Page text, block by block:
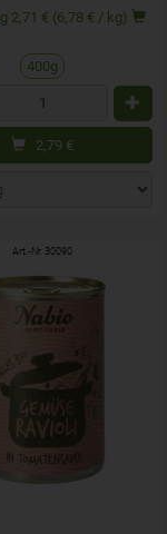
ab 6: 400g 2,71 € (6,78 € / kg)
400g
2,79 €
Art.-Nr. 30090